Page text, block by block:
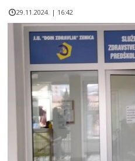
29.11.2024. | 16:42